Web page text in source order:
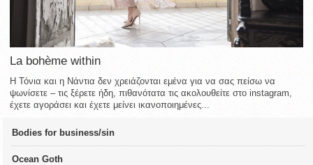
La bohème within
Η Τόνια και η Νάντια δεν χρειάζονται εμένα για να σας πείσω να
ψωνίσετε – τις ξέρετε ήδη, πιθανότατα τις ακολουθείτε στο instagram,
έχετε αγοράσει και έχετε μείνει ικανοποιημένες...
Bodies for business/sin
Ocean Goth